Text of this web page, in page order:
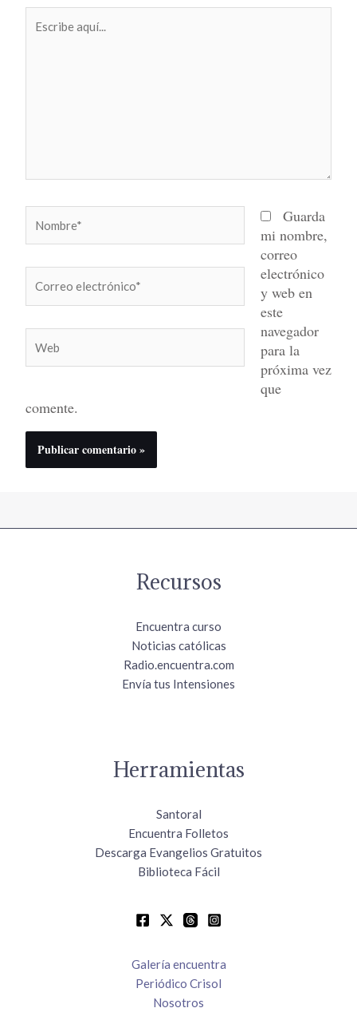
aquí...
electrónico*
Guarda
mi nombre,
correo
electrónico
y web en
este
navegador
para la
próxima vez
que
comente.
Recursos
Encuentra curso
Noticias católicas
Radio.encuentra.com
Envía tus Intensiones
Herramientas
Santoral
Encuentra Folletos
Descarga Evangelios Gratuitos
Biblioteca Fácil
Galería encuentra
Periódico Crisol
Nosotros